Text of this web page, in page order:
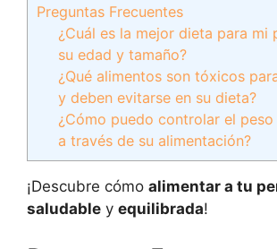
Preguntas Frecuentes
¿Cuál es la mejor dieta para mi
su edad y tamaño?
¿Qué alimentos son tóxicos
y deben evitarse en su dieta?
¿Cómo puedo controlar el
a través de su alimentación?
¡Descubre cómo alimentar a tu
saludable y equilibrada!